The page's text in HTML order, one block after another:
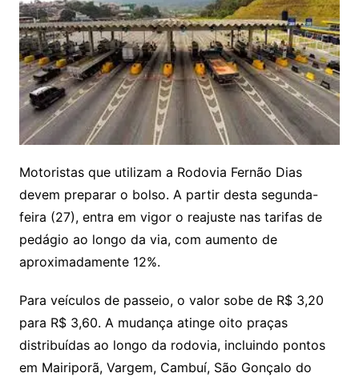
Motoristas que utilizam a Rodovia Fernão Dias
devem preparar o bolso. A partir desta segunda-
feira (27), entra em vigor o reajuste nas tarifas de
pedágio ao longo da via, com aumento de
aproximadamente 12%.
Para veículos de passeio, o valor sobe de R$ 3,20
para R$ 3,60. A mudança atinge oito praças
distribuídas ao longo da rodovia, incluindo pontos
em Mairiporã, Vargem, Cambuí, São Gonçalo do